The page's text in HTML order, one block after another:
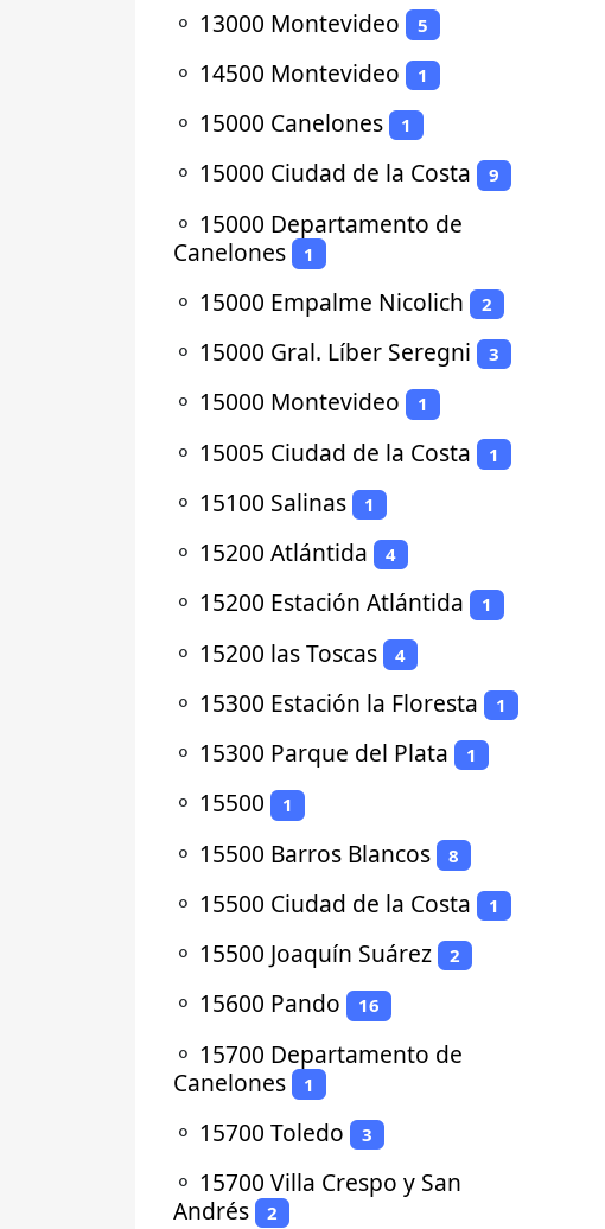
⚬ 13000 Montevideo 5
⚬ 14500 Montevideo 1
⚬ 15000 Canelones 1
⚬ 15000 Ciudad de la Costa 9
⚬ 15000 Departamento de
Canelones
1
⚬ 15000 Empalme Nicolich 2
⚬ 15000 Gral. Líber Seregni 3
⚬ 15000 Montevideo 1
⚬ 15005 Ciudad de la Costa 1
⚬ 15100 Salinas 1
⚬ 15200 Atlántida 4
⚬ 15200 Estación Atlántida 1
⚬ 15200 las Toscas 4
⚬ 15300 Estación la Floresta 1
⚬ 15300 Parque del Plata 1
⚬ 15500 1
⚬ 15500 Barros Blancos 8
⚬ 15500 Ciudad de la Costa 1
⚬ 15500 Joaquín Suárez 2
⚬ 15600 Pando 16
⚬ 15700 Departamento de
Canelones
1
⚬ 15700 Toledo 3
⚬ 15700 Villa Crespo y San
Andrés
2